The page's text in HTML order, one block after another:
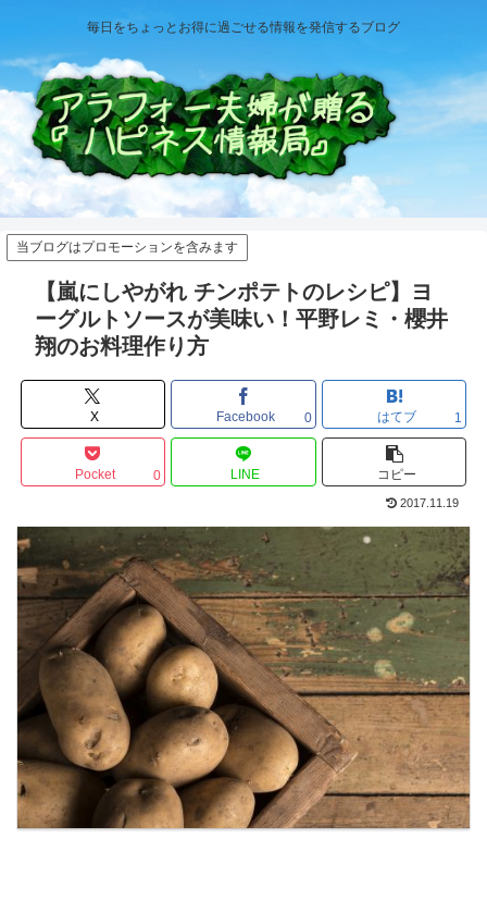
毎日をちょっとお得に過ごせる情報を発信するブログ
当ブログはプロモーションを含みます
【嵐にしやがれ チンポテトのレシピ】ヨ
ーグルトソースが美味い！平野レミ・櫻井
翔のお料理作り方
X Facebook 0 はてブ 1
Pocket 0 LINE コピー
2017.11.19